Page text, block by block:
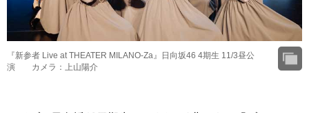
『新参者 Live at THEATER MILANO-Za』日向坂46 4期生 11/3昼公
演 カメラ：上山陽介